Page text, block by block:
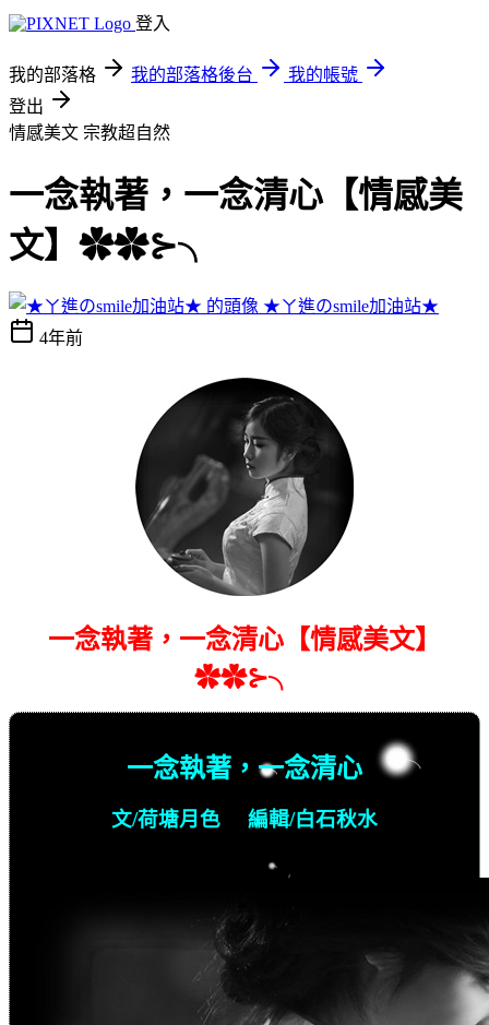
登入
我的部落格 我的部落格後台
我的帳號
登出
情感美文 宗教超自然
一念執著，一念清心【情感美
文】✿✿⊱╮
★ㄚ進のsmile加油站★
4年前
一念執著，一念清心【情感美文】
✿✿⊱╮
一念執著，一念清心
文/荷塘月色 編輯/白石秋水